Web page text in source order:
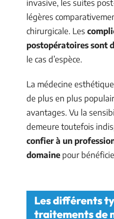
invasive, les suites
légères
chirurgicale. Les
postopératoires sont
le cas d’espèce.
La médecine
de plus en plus
avantages. Vu la
demeure toutefois
confier à un
domaine pour
Les différents
traitements de